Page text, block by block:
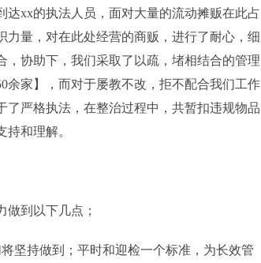
达xx的执法人员，面对大量的流动摊贩在此占
量，对在此处经营的商贩，进行了耐心，细
协助下，我们采取了以疏，堵相结合的管理
余家】，而对于屡教不改，拒不配合我们工作
严格执法，在整治过程中，共暂扣违规物品
和理解。
到以下几点；
坚持做到；平时和迎检一个标准，为长效管